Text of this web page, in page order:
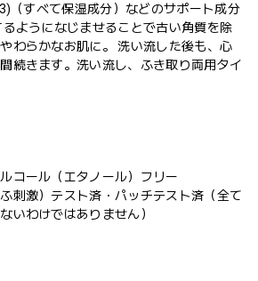
（すべて保湿成分）などのサポート成分
ようになじませることで古い角質を除
わらかなお肌に。 洗い流した後も、心
続きます。洗い流し、ふき取り両用タイ
コール（エタノール）フリー
刺激）テスト済・パッチテスト済（全て
いわけではありません）